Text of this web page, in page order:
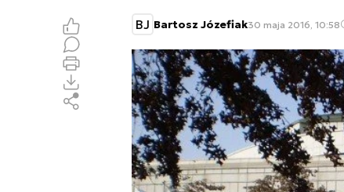
BJ Bartosz Józefiak30 maja 2016, 10:58